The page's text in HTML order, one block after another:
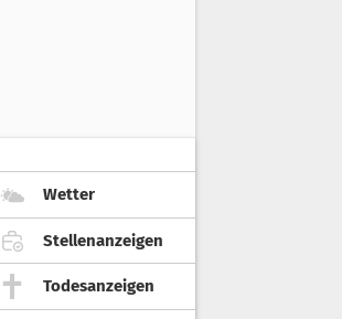
Wetter
Stellenanzeigen
Todesanzeigen